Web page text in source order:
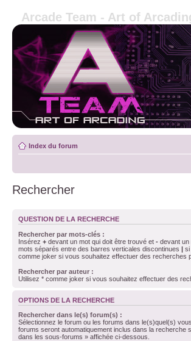
Arcade Team - Art of
Index du forum
Rechercher
QUESTION DE LA RECHERCHE
Rechercher par mots-clés :
Insérez + devant un mot qui doit être trouvé et - devant un
mots séparés entre des barres verticales discontinues | si
comme joker si vous souhaitez effectuer des recherches
Rechercher par auteur :
Utilisez * comme joker si vous souhaitez effectuer des
OPTIONS DE LA RECHERCHE
Rechercher dans le(s) forum(s) :
Sélectionnez le forum ou les forums dans le(s)quel(s)
forums seront automatiquement inclus dans la recherche
dans les sous-forums » affichée ci-dessous.